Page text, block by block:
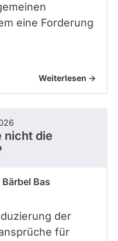
eine Forderung
Weiterlesen ->
nicht die
Bärbel Bas
der
für